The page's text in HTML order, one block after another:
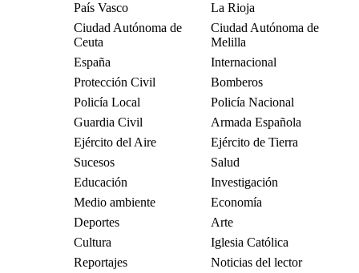
País Vasco
La Rioja
Ciudad Autónoma de
Ceuta
Ciudad Autónoma de
Melilla
España
Internacional
Protección Civil
Bomberos
Policía Local
Policía Nacional
Guardia Civil
Armada Española
Ejército del Aire
Ejército de Tierra
Sucesos
Salud
Educación
Investigación
Medio ambiente
Economía
Deportes
Arte
Cultura
Iglesia Católica
Reportajes
Noticias del lector